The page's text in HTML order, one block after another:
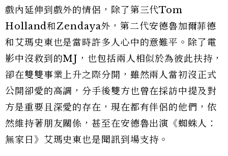
戲內延伸到戲外的情侶，除了第三代Tom
Holland和Zendaya外，第二代安德魯加爾菲德
和艾瑪史東也是當時許多人心中的意難平。除了電
影中沒救到的MJ，也包括兩人相似於為彼此扶持，
卻在雙雙事業上升之際分開，雖然兩人當初沒正式
公開卻愛的高調，分手後雙方也曾在採訪中提及對
方是重要且深愛的存在，現在都有伴侶的他們，依
然維持著朋友關係，甚至在安德魯出演《蜘蛛人：
無家日》艾瑪史東也是聞訊到場支持。